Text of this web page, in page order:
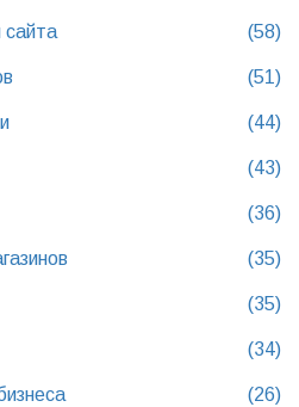
сайта (58)
(51)
(44)
(43)
(36)
(35)
(35)
(34)
(26)